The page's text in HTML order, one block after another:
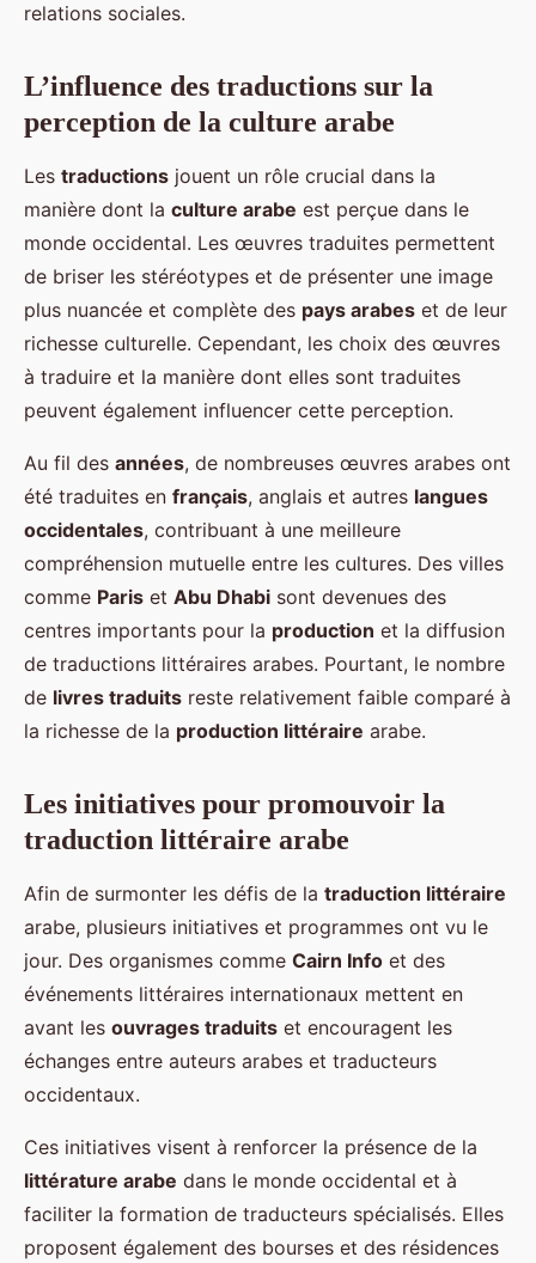
relations sociales.
L’influence des traductions sur la
perception de la culture arabe
Les traductions jouent un rôle crucial dans la
manière dont la culture arabe est perçue dans le
monde occidental. Les œuvres traduites permettent
de briser les stéréotypes et de présenter une image
plus nuancée et complète des pays arabes et de leur
richesse culturelle. Cependant, les choix des œuvres
à traduire et la manière dont elles sont traduites
peuvent également influencer cette perception.
Au fil des années, de nombreuses œuvres arabes ont
été traduites en français, anglais et autres langues
occidentales, contribuant à une meilleure
compréhension mutuelle entre les cultures. Des villes
comme Paris et Abu Dhabi sont devenues des
centres importants pour la production et la diffusion
de traductions littéraires arabes. Pourtant, le nombre
de livres traduits reste relativement faible comparé à
la richesse de la production littéraire arabe.
Les initiatives pour promouvoir la
traduction littéraire arabe
Afin de surmonter les défis de la traduction littéraire
arabe, plusieurs initiatives et programmes ont vu le
jour. Des organismes comme Cairn Info et des
événements littéraires internationaux mettent en
avant les ouvrages traduits et encouragent les
échanges entre auteurs arabes et traducteurs
occidentaux.
Ces initiatives visent à renforcer la présence de la
littérature arabe dans le monde occidental et à
faciliter la formation de traducteurs spécialisés. Elles
proposent également des bourses et des résidences